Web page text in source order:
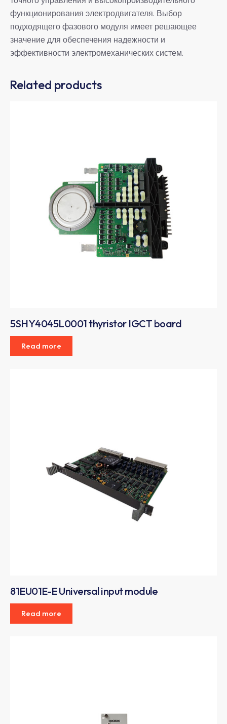
функционирования электродвигателя. Выбор
подходящего фазового модуля имеет решающее
значение для обеспечения надежности и
эффективности электромеханических систем.
Related products
5SHY4045L0001 thyristor IGCT board
Read more
81EU01E-E Universal input module
Read more